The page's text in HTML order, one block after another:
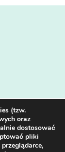
(tzw.
oraz
dostosować
pliki